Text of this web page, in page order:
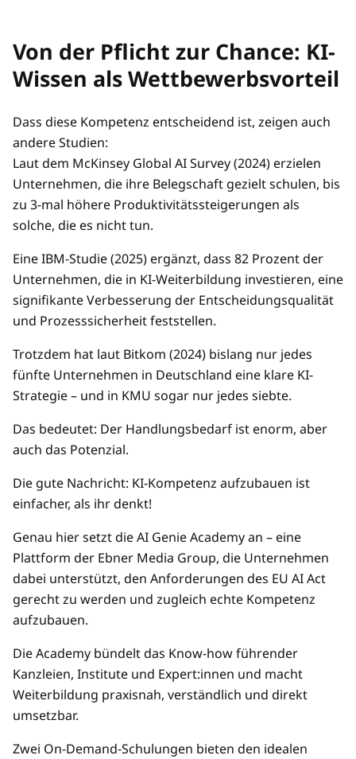
Von der Pflicht zur Chance: KI-
Wissen als Wettbewerbsvorteil
Dass diese Kompetenz entscheidend ist, zeigen auch
andere Studien:
Laut dem McKinsey Global AI Survey (2024) erzielen
Unternehmen, die ihre Belegschaft gezielt schulen, bis
zu 3-mal höhere Produktivitätssteigerungen als
solche, die es nicht tun.
Eine IBM-Studie (2025) ergänzt, dass 82 Prozent der
Unternehmen, die in KI-Weiterbildung investieren, eine
signifikante Verbesserung der Entscheidungsqualität
und Prozesssicherheit feststellen.
Trotzdem hat laut Bitkom (2024) bislang nur jedes
fünfte Unternehmen in Deutschland eine klare KI-
Strategie – und in KMU sogar nur jedes siebte.
Das bedeutet: Der Handlungsbedarf ist enorm, aber
auch das Potenzial.
Die gute Nachricht: KI-Kompetenz aufzubauen ist
einfacher, als ihr denkt!
Genau hier setzt die AI Genie Academy an – eine
Plattform der Ebner Media Group, die Unternehmen
dabei unterstützt, den Anforderungen des EU AI Act
gerecht zu werden und zugleich echte Kompetenz
aufzubauen.
Die Academy bündelt das Know-how führender
Kanzleien, Institute und Expert:innen und macht
Weiterbildung praxisnah, verständlich und direkt
umsetzbar.
Zwei On-Demand-Schulungen bieten den idealen